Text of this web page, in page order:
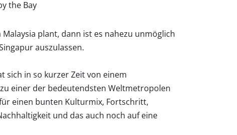
Malaysia plant, dann ist es nahezu unmöglich
auszulassen.
sich in so kurzer Zeit von einem
einer der bedeutendsten Weltmetropolen
einen bunten Kulturmix, Fortschritt,
und das auch noch auf eine